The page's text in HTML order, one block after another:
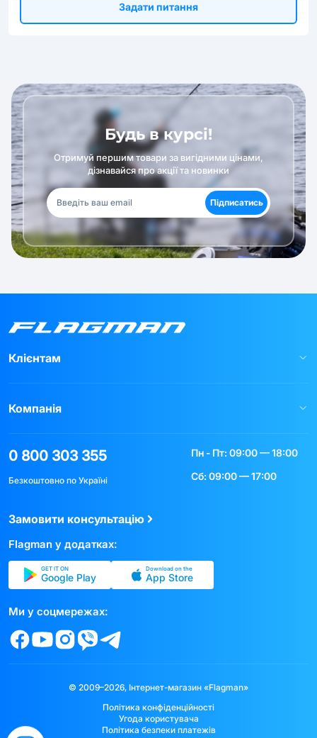
Задати питання
Будь в курсі!
Отримуй першим товари за вигідними цінами,
дізнавайся про акції та новинки
Підписатись
Клієнтам
Компанія
0 800 303 355
Безкоштовно по Україні
Пн - Пт: 09:00 — 18:00
Сб: 09:00 — 17:00
Замовити консультацію
Flagman у додатках:
GET IT ON
Google Play
Download on the
App Store
Ми у соцмережах:
© 2009–2026, Інтернет-магазин «Flagman»
Політика конфіденційності
Угода користувача
Політика безпеки платежів